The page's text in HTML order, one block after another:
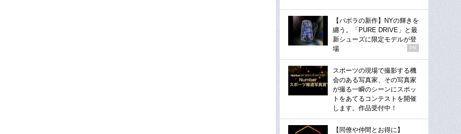
【バボラの新作】NYの輝きを
纏う。「PURE DRIVE」と最
新シューズに限定モデルが登
場
PR
スポーツの現場で撮影する機
会のある写真家、その写真家
が撮る一瞬のシーンにスポッ
トをあてるコンテストを開催
します。作品受付中！
【同僚や仲間とお得に】